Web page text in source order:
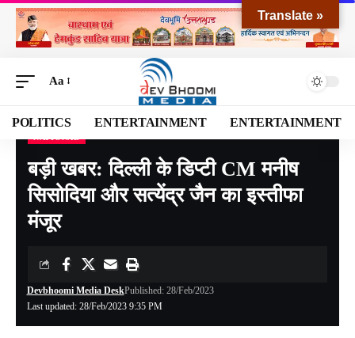
Aa
POLITICS ENTERTAINMENT ENTERTAINMENT
Devbhoomi Media Blog>NATIONAL>बड़ी खबर: दिल्ली के डिप्टी CM मनीष सिसोदिया और सत्येंद्र जैन का इस्तीफा मंजूर
बड़ी खबर: दिल्ली के डिप्टी CM मनीष
सिसोदिया और सत्येंद्र जैन का इस्तीफा
मंजूर
Last updated: 28/Feb/2023 9:35 PM
Devbhoomi Media DeskPublished: 28/Feb/2023
Translate »